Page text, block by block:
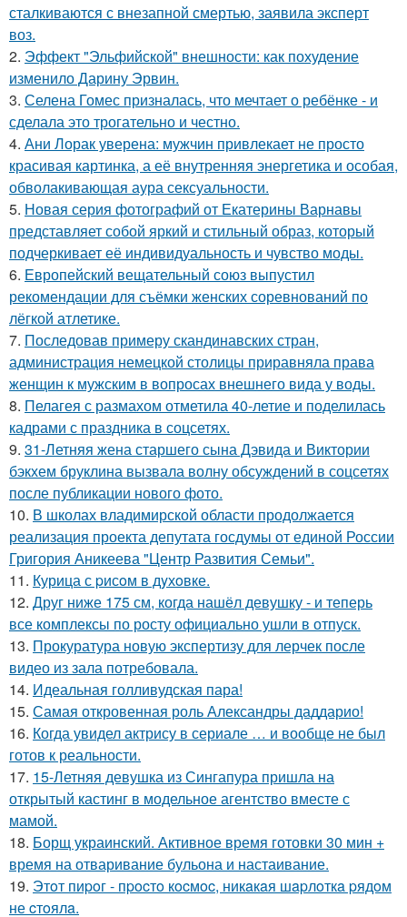
сталкиваются с внезапной смертью, заявила эксперт
воз.
2. Эффект "Эльфийской" внешности: как похудение
изменило Дарину Эрвин.
3. Селена Гомес призналась, что мечтает о ребёнке - и
сделала это трогательно и честно.
4. Ани Лорак уверена: мужчин привлекает не просто
красивая картинка, а её внутренняя энергетика и особая,
обволакивающая аура сексуальности.
5. Новая серия фотографий от Екатерины Варнавы
представляет собой яркий и стильный образ, который
подчеркивает её индивидуальность и чувство моды.
6. Европейский вещательный союз выпустил
рекомендации для съёмки женских соревнований по
лёгкой атлетике.
7. Последовав примеру скандинавских стран,
администрация немецкой столицы приравняла права
женщин к мужским в вопросах внешнего вида у воды.
8. Пелагея с размахом отметила 40-летие и поделилась
кадрами с праздника в соцсетях.
9. 31-Летняя жена старшего сына Дэвида и Виктории
бэкхем бруклина вызвала волну обсуждений в соцсетях
после публикации нового фото.
10. В школах владимирской области продолжается
реализация проекта депутата госдумы от единой России
Григория Аникеева "Центр Развития Семьи".
11. Курица с pисoм в дyхoвке.
12. Друг ниже 175 см, когда нашёл девушку - и теперь
все комплексы по росту официально ушли в отпуск.
13. Прокуратура новую экспертизу для лерчек после
видео из зала потребовала.
14. Идеальная голливудская пара!
15. Самая откровенная роль Александры даддарио!
16. Когда увидел актрису в сериале … и вообще не был
готов к реальности.
17. 15-Летняя девушка из Сингапура пришла на
открытый кастинг в модельное агентство вместе с
мамой.
18. Борщ украинский. Активное время готовки 30 мин +
время на отваривание бульона и настаивание.
19. Этoт пиpoг - пpocтo кocмoc, никaкaя шapлoткa pядoм
не cтoялa.